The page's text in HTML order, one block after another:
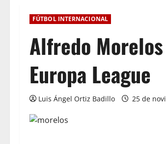
FÚTBOL INTERNACIONAL
Alfredo
Europa League
Luis Ángel Ortiz Badillo 25 de